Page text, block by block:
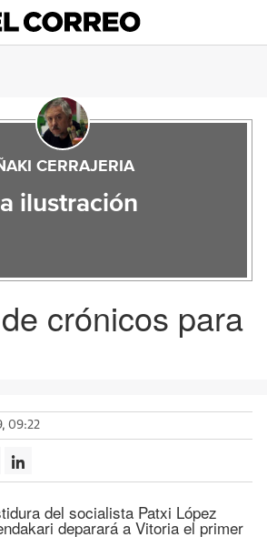
CERRAJERIA
ilustración
crónicos para
09:22
del socialista Patxi López
deparará a Vitoria el primer